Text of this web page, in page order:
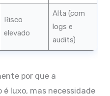
Risco
elevado
Alta (com
logs e
audits)
por que a
luxo, mas necessidade